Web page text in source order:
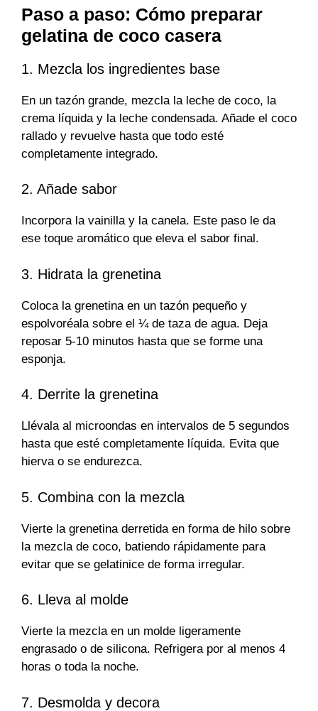
Paso a paso: Cómo preparar
gelatina de coco casera
1. Mezcla los ingredientes base
En un tazón grande, mezcla la leche de coco, la
crema líquida y la leche condensada. Añade el coco
rallado y revuelve hasta que todo esté
completamente integrado.
2. Añade sabor
Incorpora la vainilla y la canela. Este paso le da
ese toque aromático que eleva el sabor final.
3. Hidrata la grenetina
Coloca la grenetina en un tazón pequeño y
espolvoréala sobre el ¼ de taza de agua. Deja
reposar 5-10 minutos hasta que se forme una
esponja.
4. Derrite la grenetina
Llévala al microondas en intervalos de 5 segundos
hasta que esté completamente líquida. Evita que
hierva o se endurezca.
5. Combina con la mezcla
Vierte la grenetina derretida en forma de hilo sobre
la mezcla de coco, batiendo rápidamente para
evitar que se gelatinice de forma irregular.
6. Lleva al molde
Vierte la mezcla en un molde ligeramente
engrasado o de silicona. Refrigera por al menos 4
horas o toda la noche.
7. Desmolda y decora